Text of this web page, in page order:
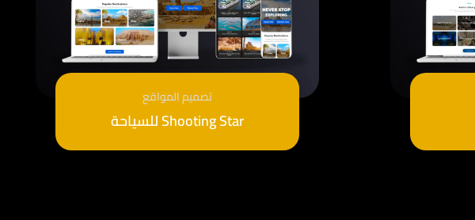
Shooting Star للسياحة
تصميم المواقع